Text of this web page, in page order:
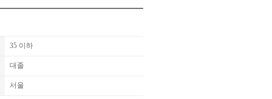
35 이하
대졸
서울